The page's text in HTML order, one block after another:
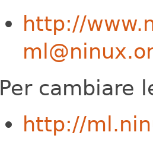
http://
Per cambiare
http://